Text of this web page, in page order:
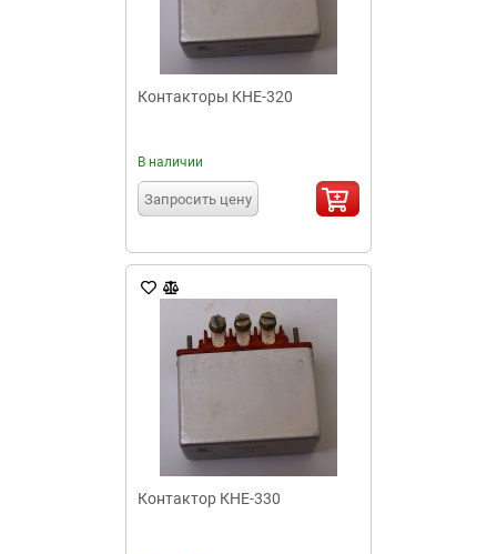
Контакторы КНЕ-320
В наличии
Запросить цену
Контактор КНЕ-330